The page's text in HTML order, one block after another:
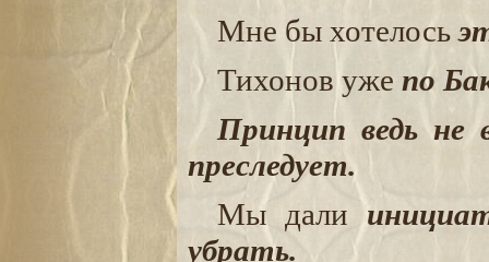
Мне бы хотелось
Тихонов уже по
Принцип ведь
преследует.
Мы дали
убрать.